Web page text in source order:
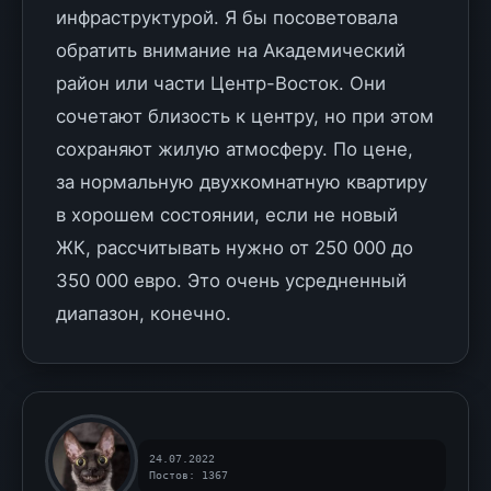
инфраструктурой. Я бы посоветовала
обратить внимание на Академический
район или части Центр-Восток. Они
сочетают близость к центру, но при этом
сохраняют жилую атмосферу. По цене,
за нормальную двухкомнатную квартиру
в хорошем состоянии, если не новый
ЖК, рассчитывать нужно от 250 000 до
350 000 евро. Это очень усредненный
диапазон, конечно.
24.07.2022
Постов: 1367